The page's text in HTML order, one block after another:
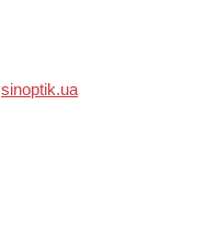
sinoptik.ua